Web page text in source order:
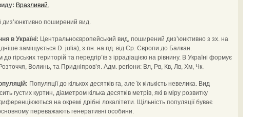
Вразливий.
диз’юнктивно поширений вид.
в Україні: Центральноєвропейський вид, поширений диз’юнктивно з зх. на
заміщується D. juliа), з пн. на пд. від Ср. Європи до Балкан.
гірських територій та передгір’їв з іррадіацією на рівнину. В Україні формує
Волинь, та Придніпров’я. Адм. регіони: Вл, Рв, Кв, Лв, Хм, Чк.
Популяції до кількох десятків га, але їх кількість невелика. Вид
густих куртин, діаметром кілька десятків метрів, які в міру розвитку
на окремі дрібні локалітети. Щільність популяції буває
переважають генеративні особини.